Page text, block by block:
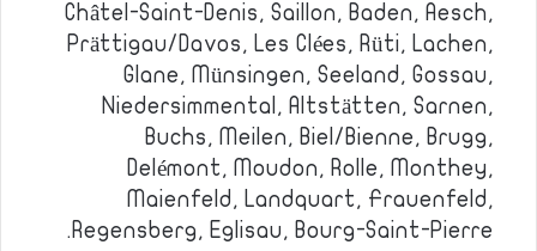
Châtel-Saint-Denis, Saillon, Baden, Aesch,
Prättigau/Davos, Les Clées, Rüti, Lachen,
Glane, Münsingen, Seeland, Gossau,
Niedersimmental, Altstätten, Sarnen,
Buchs, Meilen, Biel/Bienne, Brugg,
Delémont, Moudon, Rolle, Monthey,
Maienfeld, Landquart, Frauenfeld,
Regensberg, Eglisau, Bourg-Saint-Pierre.